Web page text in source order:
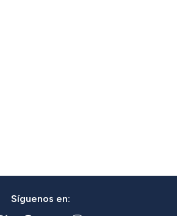
Síguenos en: